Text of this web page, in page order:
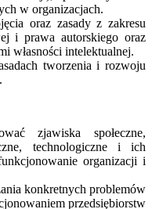
w organizacjach.
oraz zasady z zakresu
i prawa autorskiego oraz
własności intelektualnej.
tworzenia i rozwoju
zjawiska społeczne,
technologiczne i ich
organizacji i
konkretnych problemów
przedsiębiorstw